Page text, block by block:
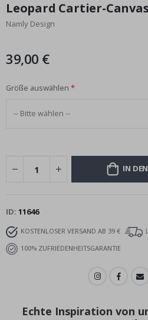
der
Bildgalerie
Leopard Cartier-Canvas
Namly Design
39,00 €
Größe auswählen
IN
ID 11646
KOSTENLOSER VERSAND AB 39 €
100% ZUFRIEDENHEITSGARANTIE
Echte Inspiration von